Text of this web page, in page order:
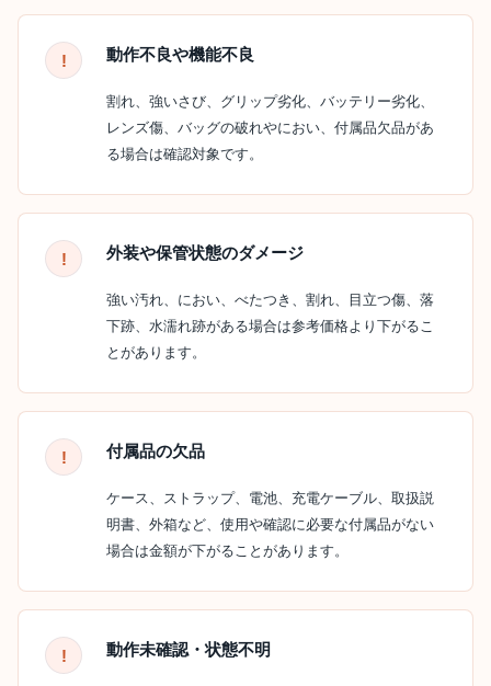
動作不良や機能不良
割れ、強いさび、グリップ劣化、バッテリー劣化、
レンズ傷、バッグの破れやにおい、付属品欠品があ
る場合は確認対象です。
外装や保管状態のダメージ
強い汚れ、におい、べたつき、割れ、目立つ傷、落
下跡、水濡れ跡がある場合は参考価格より下がるこ
とがあります。
付属品の欠品
ケース、ストラップ、電池、充電ケーブル、取扱説
明書、外箱など、使用や確認に必要な付属品がない
場合は金額が下がることがあります。
動作未確認・状態不明